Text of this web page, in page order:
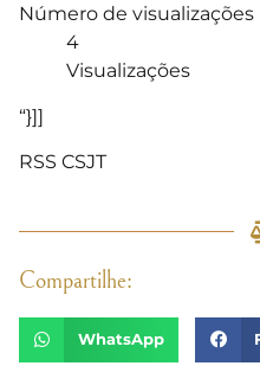
Número de visualizações
4
Visualizações
“}]]
RSS CSJT
Compartilhe:
WhatsApp